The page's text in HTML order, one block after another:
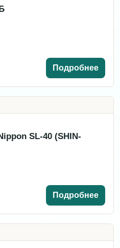
Подробнее
SL-40 (SHIN-
Подробнее